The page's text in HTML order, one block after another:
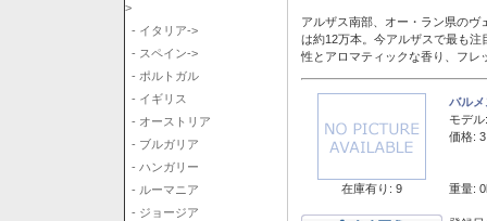
>
- イタリア->
- スペイン->
- ポルトガル
- イギリス
- オーストリア
- ブルガリア
- ハンガリー
- ルーマニア
- ジョージア
アルザス南部、オー・ラン県の
は約12万本。今アルザスで最も
性とアロマティックな香り、フレ
在庫有り: 9
バル
モデル:
価格:
重量: